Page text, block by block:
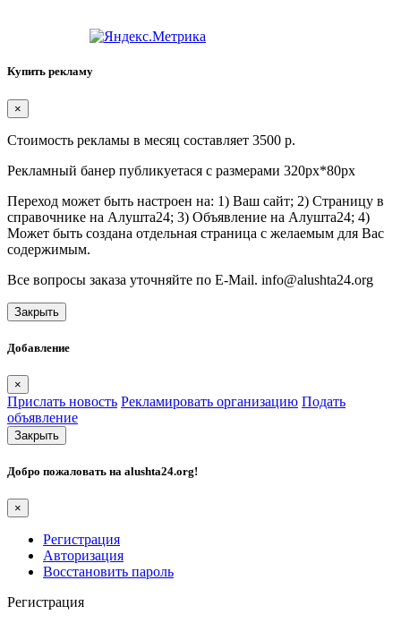
Купить рекламу
×
Стоимость рекламы в месяц составляет 3500 р.
Рекламный банер публикуетася с размерами 320px*80px
Переход может быть настроен на: 1) Ваш сайт; 2) Страницу в
справочнике на Алушта24; 3) Объявление на Алушта24; 4)
Может быть создана отдельная страница с желаемым для Вас
содержимым.
Все вопросы заказа уточняйте по E-Mail. info@alushta24.org
Закрыть
Добавление
×
Прислать новость Рекламировать организацию Подать
объявление
Закрыть
Добро пожаловать на alushta24.org!
×
Регистрация
Авторизация
Восстановить пароль
Регистрация